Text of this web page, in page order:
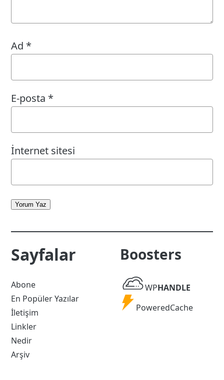
Ad *
E-posta *
İnternet sitesi
Yorum Yaz
Sayfalar
Abone
En Popüler Yazılar
İletişim
Linkler
Nedir
Arşiv
Boosters
WP
Handle
WPHANDLE
Powered
PoweredCache